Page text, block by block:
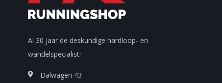
Al 30 jaar de deskundige hardloop- en
wandelspecialist!
Dalwagen 43